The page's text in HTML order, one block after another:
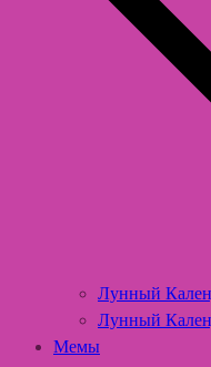
Лунный
Лунный
Мемы